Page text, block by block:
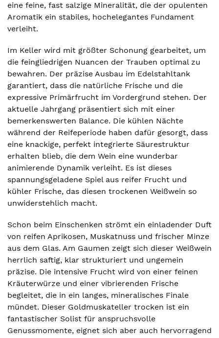
eine feine, fast salzige Mineralität, die der opulenten
Aromatik ein stabiles, hochelegantes Fundament
verleiht.
Im Keller wird mit größter Schonung gearbeitet, um
die feingliedrigen Nuancen der Trauben optimal zu
bewahren. Der präzise Ausbau im Edelstahltank
garantiert, dass die natürliche Frische und die
expressive Primärfrucht im Vordergrund stehen. Der
aktuelle Jahrgang präsentiert sich mit einer
bemerkenswerten Balance. Die kühlen Nächte
während der Reifeperiode haben dafür gesorgt, dass
eine knackige, perfekt integrierte Säurestruktur
erhalten blieb, die dem Wein eine wunderbar
animierende Dynamik verleiht. Es ist dieses
spannungsgeladene Spiel aus reifer Frucht und
kühler Frische, das diesen trockenen Weißwein so
unwiderstehlich macht.
Schon beim Einschenken strömt ein einladender Duft
von reifen Aprikosen, Muskatnuss und frischer Minze
aus dem Glas. Am Gaumen zeigt sich dieser Weißwein
herrlich saftig, klar strukturiert und ungemein
präzise. Die intensive Frucht wird von einer feinen
Kräuterwürze und einer vibrierenden Frische
begleitet, die in ein langes, mineralisches Finale
mündet. Dieser Goldmuskateller trocken ist ein
fantastischer Solist für anspruchsvolle
Genussmomente, eignet sich aber auch hervorragend